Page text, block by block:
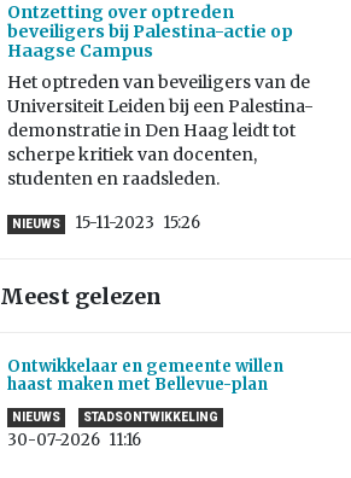
Ontzetting over optreden
beveiligers bij Palestina-actie op
Haagse Campus
Het optreden van beveiligers van de
Universiteit Leiden bij een Palestina-
demonstratie in Den Haag leidt tot
scherpe kritiek van docenten,
studenten en raadsleden.
NIEUWS 15-11-2023 15:26
Meest gelezen
Ontwikkelaar en gemeente willen
haast maken met Bellevue-plan
NIEUWS STADSONTWIKKELING
30-07-2026 11:16